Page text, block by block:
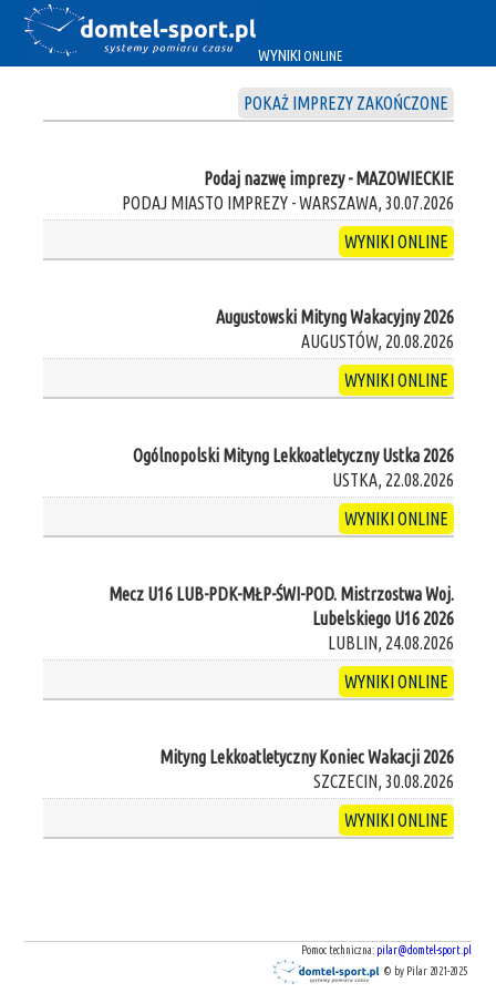
WYNIKI ONLINE
POKAŻ IMPREZY ZAKOŃCZONE
Podaj nazwę imprezy - MAZOWIECKIE
PODAJ MIASTO IMPREZY - WARSZAWA, 30.07.2026
WYNIKI ONLINE
Augustowski Mityng Wakacyjny 2026
AUGUSTÓW, 20.08.2026
WYNIKI ONLINE
Ogólnopolski Mityng Lekkoatletyczny Ustka 2026
USTKA, 22.08.2026
WYNIKI ONLINE
Mecz U16 LUB-PDK-MŁP-ŚWI-POD. Mistrzostwa Woj.
Lubelskiego U16 2026
LUBLIN, 24.08.2026
WYNIKI ONLINE
Mityng Lekkoatletyczny Koniec Wakacji 2026
SZCZECIN, 30.08.2026
WYNIKI ONLINE
Pomoc techniczna: pilar@domtel-sport.pl
© by Pilar 2021-2025